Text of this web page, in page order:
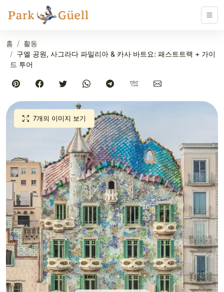
홈
활동
구엘 공원, 사그라다 파밀리아 & 카사 바트요: 패스트트랙 + 가이
드 투어
7개의 이미지 보기